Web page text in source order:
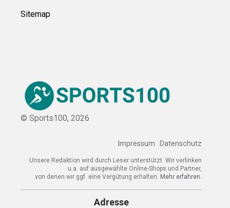
Sitemap
© Sports100, 2026
Impressum Datenschutz
Unsere Redaktion wird durch Leser unterstützt. Wir verlinken
u.a. auf ausgewählte Online-Shops und Partner,
von denen wir ggf. eine Vergütung erhalten. Mehr erfahren.
Adresse